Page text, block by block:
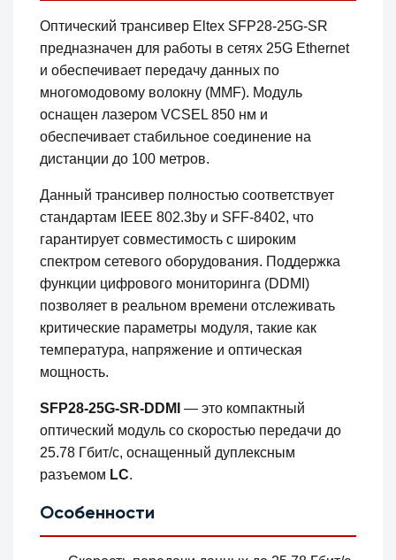
Оптический трансивер Eltex SFP28-25G-SR
предназначен для работы в сетях 25G Ethernet
и обеспечивает передачу данных по
многомодовому волокну (MMF). Модуль
оснащен лазером VCSEL 850 нм и
обеспечивает стабильное соединение на
дистанции до 100 метров.
Данный трансивер полностью соответствует
стандартам IEEE 802.3by и SFF-8402, что
гарантирует совместимость с широким
спектром сетевого оборудования. Поддержка
функции цифрового мониторинга (DDMI)
позволяет в реальном времени отслеживать
критические параметры модуля, такие как
температура, напряжение и оптическая
мощность.
SFP28-25G-SR-DDMI — это компактный
оптический модуль со скоростью передачи до
25.78 Гбит/с, оснащенный дуплексным
разъемом LC.
Особенности